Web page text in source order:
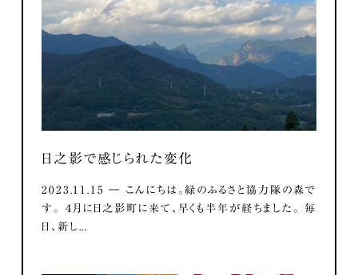
日之影で感じられた変化
2023.11.15 ― こんにちは。緑のふるさと協力隊の森で
す。 ４月に日之影町に来て、早くも半年が経ちました。 毎
日、新し...